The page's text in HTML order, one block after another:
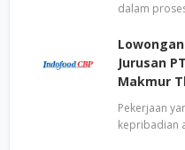
dalam
Jurusan
Makmur
Pekerjaan
kepribadian